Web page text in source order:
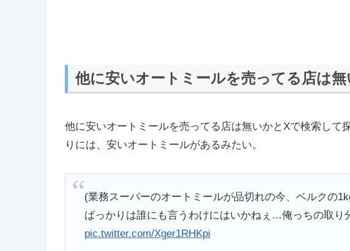
他に安いオートミールを売ってる店は無
他に安いオートミールを売ってる店は無いかとXで検索して
りには、安いオートミールがあるみたい。
(業務スーパーのオートミールが品切れの今、ベルクの
ばっかりは誰にも言うわけにはいかねぇ…俺っちの取
pic.twitter.com/Xger1RHKpi